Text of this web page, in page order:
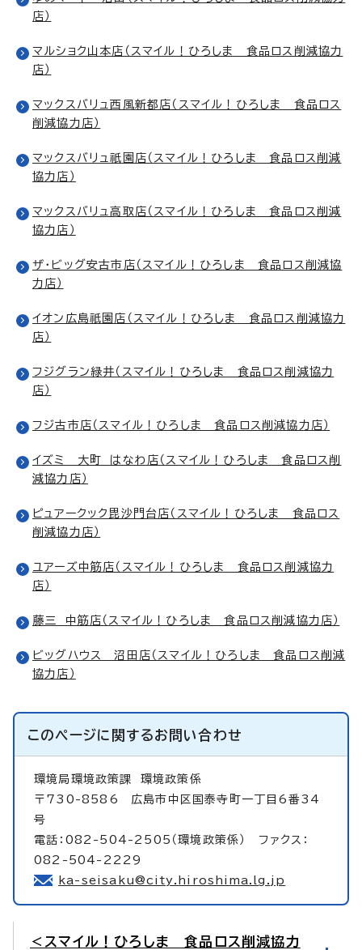
店）
マルショク山本店（スマイル！ひろしま 食品ロス削減協力
店）
マックスバリュ西風新都店（スマイル！ひろしま 食品ロス
削減協力店）
マックスバリュ祇園店（スマイル！ひろしま 食品ロス削減
協力店）
マックスバリュ高取店（スマイル！ひろしま 食品ロス削減
協力店）
ザ・ビッグ安古市店（スマイル！ひろしま 食品ロス削減協
力店）
イオン広島祇園店（スマイル！ひろしま 食品ロス削減協力
店）
フジグラン緑井（スマイル！ひろしま 食品ロス削減協力
店）
フジ古市店（スマイル！ひろしま 食品ロス削減協力店）
イズミ 大町 はなわ店（スマイル！ひろしま 食品ロス削
減協力店）
ピュアークック毘沙門台店（スマイル！ひろしま 食品ロス
削減協力店）
ユアーズ中筋店（スマイル！ひろしま 食品ロス削減協力
店）
藤三 中筋店（スマイル！ひろしま 食品ロス削減協力店）
ビッグハウス 沼田店（スマイル！ひろしま 食品ロス削減
協力店）
このページに関するお問い合わせ
環境局環境政策課 環境政策係
〒730-8586 広島市中区国泰寺町一丁目6番34
号
電話：082-504-2505（環境政策係） ファクス：
082-504-2229
ka-seisaku@city.hiroshima.lg.jp
＜スマイル！ひろしま 食品ロス削減協力